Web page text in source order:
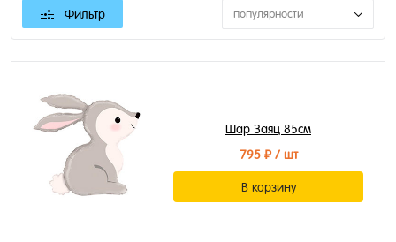
Фильтр популярности
Шар Заяц 85см
795 ₽/ шт
В корзину